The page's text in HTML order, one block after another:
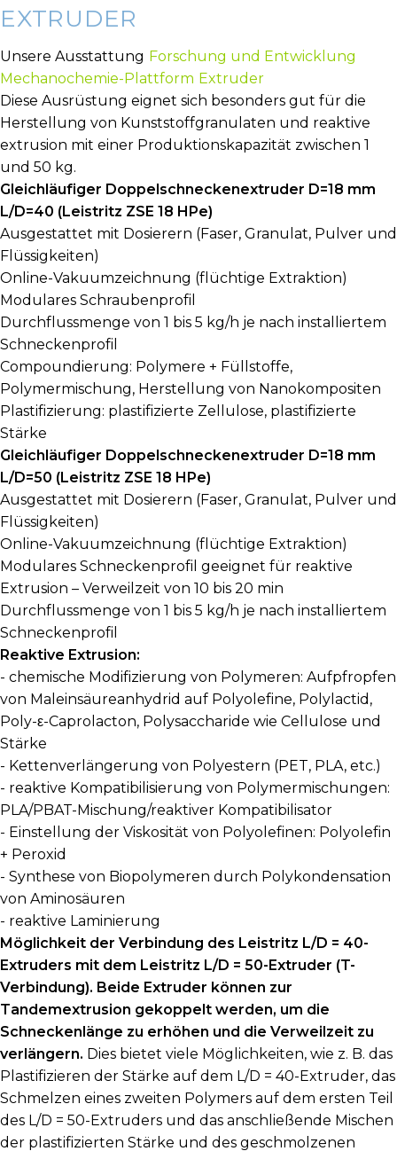
EXTRUDER
Unsere Ausstattung Forschung und Entwicklung
Mechanochemie-Plattform Extruder
Diese Ausrüstung eignet sich besonders gut für die
Herstellung von Kunststoffgranulaten und reaktive
extrusion mit einer Produktionskapazität zwischen 1
und 50 kg.
Gleichläufiger Doppelschneckenextruder D=18 mm
L/D=40 (Leistritz ZSE 18 HPe)
Ausgestattet mit Dosierern (Faser, Granulat, Pulver und
Flüssigkeiten)
Online-Vakuumzeichnung (flüchtige Extraktion)
Modulares Schraubenprofil
Durchflussmenge von 1 bis 5 kg/h je nach installiertem
Schneckenprofil
Compoundierung: Polymere + Füllstoffe,
Polymermischung, Herstellung von Nanokompositen
Plastifizierung: plastifizierte Zellulose, plastifizierte
Stärke
Gleichläufiger Doppelschneckenextruder D=18 mm
L/D=50 (Leistritz ZSE 18 HPe)
Ausgestattet mit Dosierern (Faser, Granulat, Pulver und
Flüssigkeiten)
Online-Vakuumzeichnung (flüchtige Extraktion)
Modulares Schneckenprofil geeignet für reaktive
Extrusion – Verweilzeit von 10 bis 20 min
Durchflussmenge von 1 bis 5 kg/h je nach installiertem
Schneckenprofil
Reaktive Extrusion:
- chemische Modifizierung von Polymeren: Aufpfropfen
von Maleinsäureanhydrid auf Polyolefine, Polylactid,
Poly-ε-Caprolacton, Polysaccharide wie Cellulose und
Stärke
- Kettenverlängerung von Polyestern (PET, PLA, etc.)
- reaktive Kompatibilisierung von Polymermischungen:
PLA/PBAT-Mischung/reaktiver Kompatibilisator
- Einstellung der Viskosität von Polyolefinen: Polyolefin
+ Peroxid
- Synthese von Biopolymeren durch Polykondensation
von Aminosäuren
- reaktive Laminierung
Möglichkeit der Verbindung des Leistritz L/D = 40-
Extruders mit dem Leistritz L/D = 50-Extruder (T-
Verbindung). Beide Extruder können zur
Tandemextrusion gekoppelt werden, um die
Schneckenlänge zu erhöhen und die Verweilzeit zu
verlängern. Dies bietet viele Möglichkeiten, wie z. B. das
Plastifizieren der Stärke auf dem L/D = 40-Extruder, das
Schmelzen eines zweiten Polymers auf dem ersten Teil
des L/D = 50-Extruders und das anschließende Mischen
der plastifizierten Stärke und des geschmolzenen